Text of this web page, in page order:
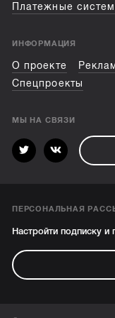
Платежные
ИНФОРМАЦИЯ
О проекте
Спецпроекты
МЫ НА СВЯЗИ
ПЕРСОНАЛЬНАЯ
Настройти подписку